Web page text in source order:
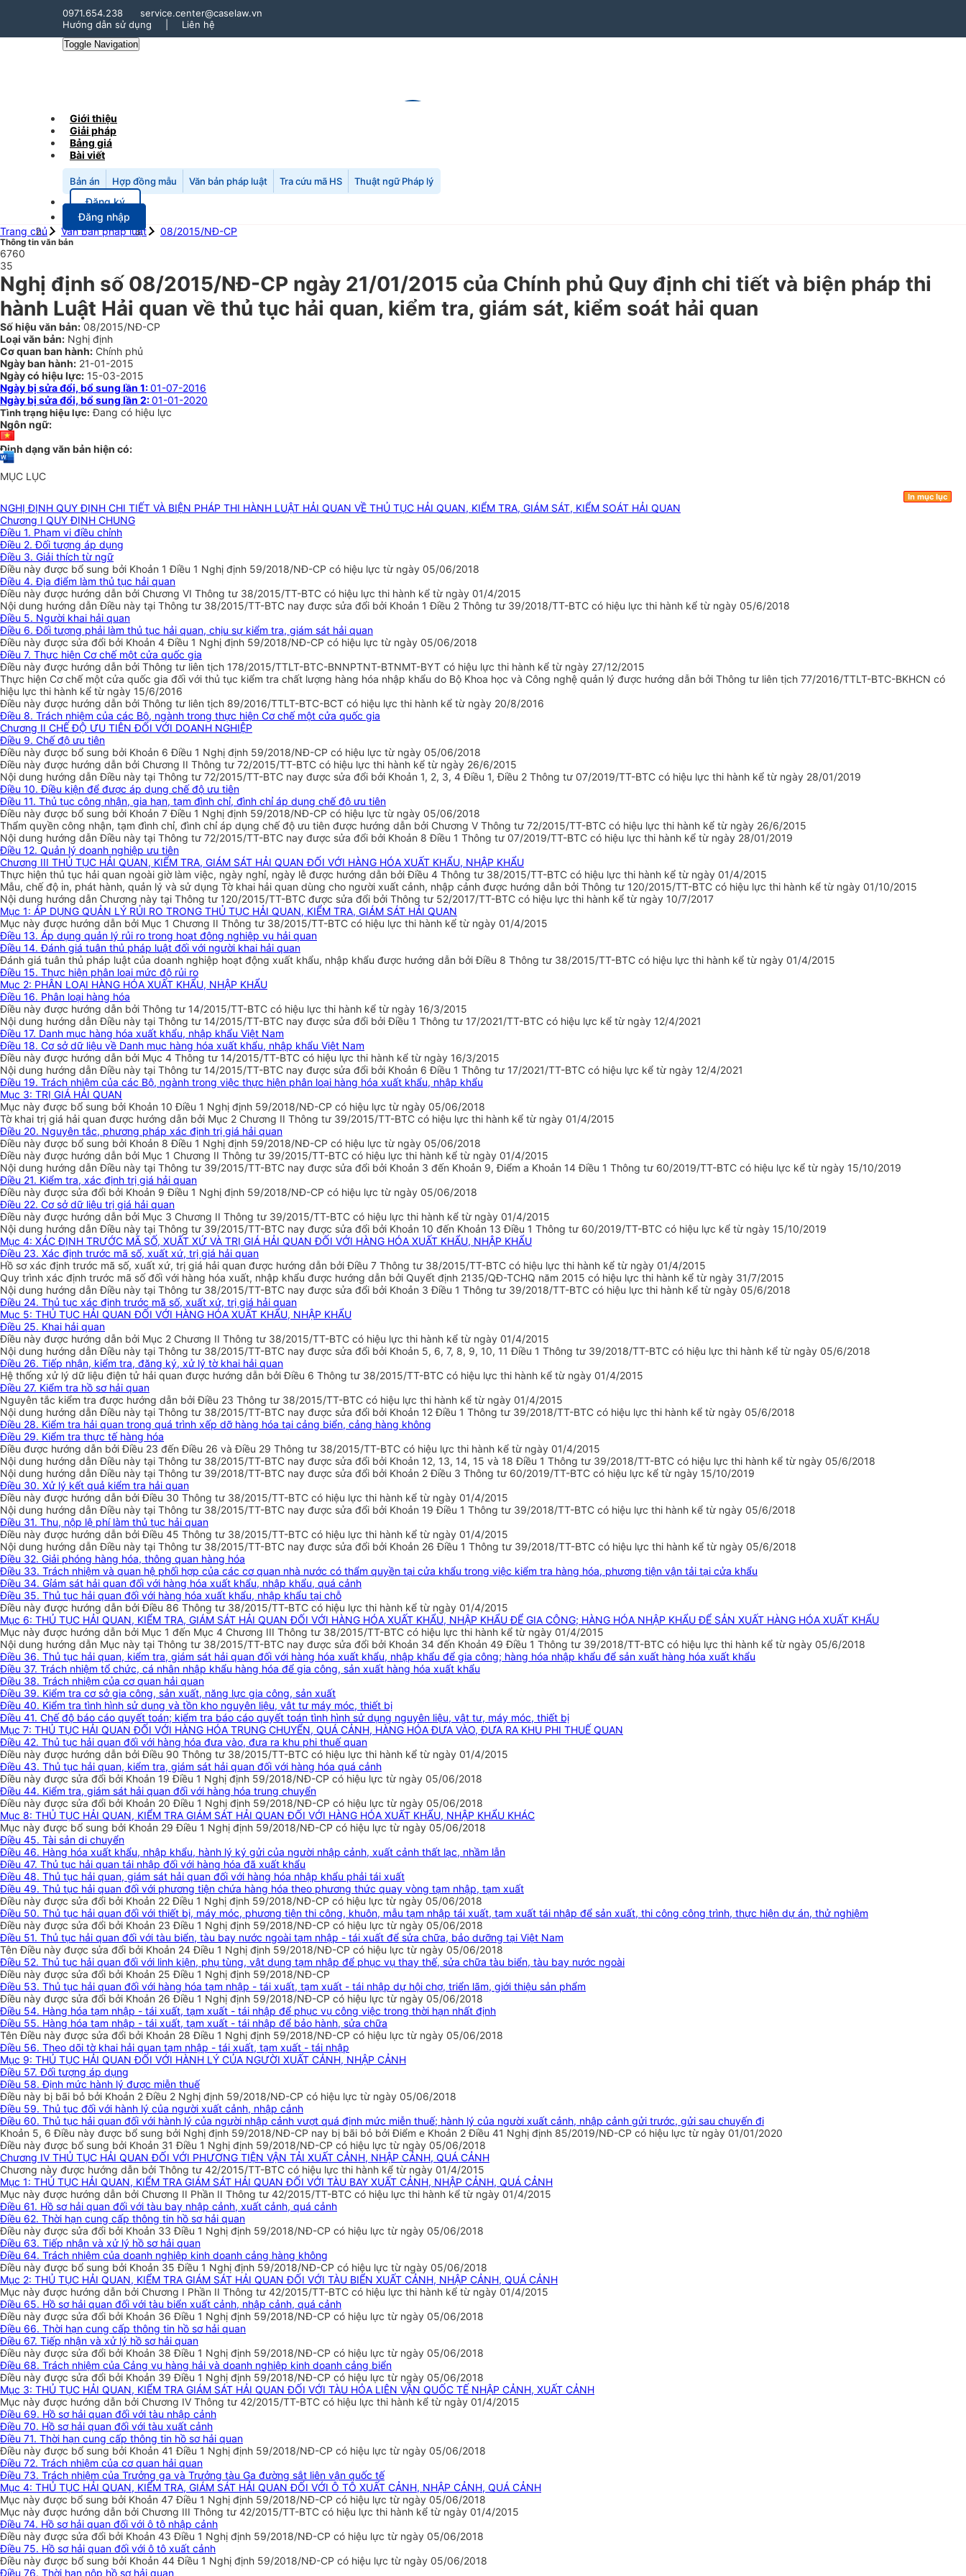
0971.654.238
service.center@caselaw.vn
Hướng dẫn sử dụng
Liên hệ
Toggle Navigation
Giới thiệu
Giải pháp
Bảng giá
Bài viết
Bản án Hợp đồng mẫu Văn bản pháp luật Tra cứu mã HS Thuật ngữ Pháp lý
Đăng ký
Đăng nhập
Trang chủ
Văn bản pháp luật 08/2015/NĐ-CP
Thông tin văn bản
6760
35
Nghị định số 08/2015/NĐ-CP ngày 21/01/2015 của Chính phủ Quy định chi tiết và biện pháp thi
hành Luật Hải quan về thủ tục hải quan, kiểm tra, giám sát, kiểm soát hải quan
Số hiệu văn bản: 08/2015/NĐ-CP
Loại văn bản: Nghị định
Cơ quan ban hành: Chính phủ
Ngày ban hành: 21-01-2015
Ngày có hiệu lực: 15-03-2015
Ngày bị sửa đổi, bổ sung lần 1:01-07-2016
Ngày bị sửa đổi, bổ sung lần 2:01-01-2020
Tình trạng hiệu lực: Đang có hiệu lực
Ngôn ngữ:
Định dạng văn bản hiện có:
MỤC LỤC
In mục lục
NGHỊ ĐỊNH QUY ĐỊNH CHI TIẾT VÀ BIỆN PHÁP THI HÀNH LUẬT HẢI QUAN VỀ THỦ TỤC HẢI QUAN, KIỂM TRA, GIÁM SÁT, KIỂM SOÁT HẢI QUAN
Chương I QUY ĐỊNH CHUNG
Điều 1. Phạm vi điều chỉnh
Điều 2. Đối tượng áp dụng
Điều 3. Giải thích từ ngữ
Điều này được bổ sung bởi Khoản 1 Điều 1 Nghị định 59/2018/NĐ-CP có hiệu lực từ ngày 05/06/2018
Điều 4. Địa điểm làm thủ tục hải quan
Điều này được hướng dẫn bởi Chương VI Thông tư 38/2015/TT-BTC có hiệu lực thi hành kể từ ngày 01/4/2015
Nội dung hướng dẫn Điều này tại Thông tư 38/2015/TT-BTC nay được sửa đổi bởi Khoản 1 Điều 2 Thông tư 39/2018/TT-BTC có hiệu lực thi hành kể từ ngày 05/6/2018
Điều 5. Người khai hải quan
Điều 6. Đối tượng phải làm thủ tục hải quan, chịu sự kiểm tra, giám sát hải quan
Điều này được sửa đổi bởi Khoản 4 Điều 1 Nghị định 59/2018/NĐ-CP có hiệu lực từ ngày 05/06/2018
Điều 7. Thực hiện Cơ chế một cửa quốc gia
Điều này được hướng dẫn bởi Thông tư liên tịch 178/2015/TTLT-BTC-BNNPTNT-BTNMT-BYT có hiệu lực thi hành kể từ ngày 27/12/2015
Thực hiện Cơ chế một cửa quốc gia đối với thủ tục kiểm tra chất lượng hàng hóa nhập khẩu do Bộ Khoa học và Công nghệ quản lý được hướng dẫn bởi Thông tư liên tịch 77/2016/TTLT-BTC-BKHCN có
hiệu lực thi hành kể từ ngày 15/6/2016
Điều này được hướng dẫn bởi Thông tư liên tịch 89/2016/TTLT-BTC-BCT có hiệu lực thi hành kể từ ngày 20/8/2016
Điều 8. Trách nhiệm của các Bộ, ngành trong thực hiện Cơ chế một cửa quốc gia
Chương II CHẾ ĐỘ ƯU TIÊN ĐỐI VỚI DOANH NGHIỆP
Điều 9. Chế độ ưu tiên
Điều này được bổ sung bởi Khoản 6 Điều 1 Nghị định 59/2018/NĐ-CP có hiệu lực từ ngày 05/06/2018
Điều này được hướng dẫn bởi Chương II Thông tư 72/2015/TT-BTC có hiệu lực thi hành kể từ ngày 26/6/2015
Nội dung hướng dẫn Điều này tại Thông tư 72/2015/TT-BTC nay được sửa đổi bởi Khoản 1, 2, 3, 4 Điều 1, Điều 2 Thông tư 07/2019/TT-BTC có hiệu lực thi hành kể từ ngày 28/01/2019
Điều 10. Điều kiện để được áp dụng chế độ ưu tiên
Điều 11. Thủ tục công nhận, gia hạn, tạm đình chỉ, đình chỉ áp dụng chế độ ưu tiên
Điều này được bổ sung bởi Khoản 7 Điều 1 Nghị định 59/2018/NĐ-CP có hiệu lực từ ngày 05/06/2018
Thẩm quyền công nhận, tạm đình chỉ, đình chỉ áp dụng chế độ ưu tiên được hướng dẫn bởi Chương V Thông tư 72/2015/TT-BTC có hiệu lực thi hành kể từ ngày 26/6/2015
Nội dung hướng dẫn Điều này tại Thông tư 72/2015/TT-BTC nay được sửa đổi bởi Khoản 8 Điều 1 Thông tư 07/2019/TT-BTC có hiệu lực thi hành kể từ ngày 28/01/2019
Điều 12. Quản lý doanh nghiệp ưu tiên
Chương III THỦ TỤC HẢI QUAN, KIỂM TRA, GIÁM SÁT HẢI QUAN ĐỐI VỚI HÀNG HÓA XUẤT KHẨU, NHẬP KHẨU
Thực hiện thủ tục hải quan ngoài giờ làm việc, ngày nghỉ, ngày lễ được hướng dẫn bởi Điều 4 Thông tư 38/2015/TT-BTC có hiệu lực thi hành kể từ ngày 01/4/2015
Mẫu, chế độ in, phát hành, quản lý và sử dụng Tờ khai hải quan dùng cho người xuất cảnh, nhập cảnh được hướng dẫn bởi Thông tư 120/2015/TT-BTC có hiệu lực thi hành kể từ ngày 01/10/2015
Nội dung hướng dẫn Chương này tại Thông tư 120/2015/TT-BTC được sửa đổi bởi Thông tư 52/2017/TT-BTC có hiệu lực thi hành kể từ ngày 10/7/2017
Mục 1: ÁP DỤNG QUẢN LÝ RỦI RO TRONG THỦ TỤC HẢI QUAN, KIỂM TRA, GIÁM SÁT HẢI QUAN
Mục này được hướng dẫn bởi Mục 1 Chương II Thông tư 38/2015/TT-BTC có hiệu lực thi hành kể từ ngày 01/4/2015
Điều 13. Áp dụng quản lý rủi ro trong hoạt động nghiệp vụ hải quan
Điều 14. Đánh giá tuân thủ pháp luật đối với người khai hải quan
Đánh giá tuân thủ pháp luật của doanh nghiệp hoạt động xuất khẩu, nhập khẩu được hướng dẫn bởi Điều 8 Thông tư 38/2015/TT-BTC có hiệu lực thi hành kể từ ngày 01/4/2015
Điều 15. Thực hiện phân loại mức độ rủi ro
Mục 2: PHÂN LOẠI HÀNG HÓA XUẤT KHẨU, NHẬP KHẨU
Điều 16. Phân loại hàng hóa
Điều này được hướng dẫn bởi Thông tư 14/2015/TT-BTC có hiệu lực thi hành kể từ ngày 16/3/2015
Nội dung hướng dẫn Điều này tại Thông tư 14/2015/TT-BTC nay được sửa đổi bởi Điều 1 Thông tư 17/2021/TT-BTC có hiệu lực kể từ ngày 12/4/2021
Điều 17. Danh mục hàng hóa xuất khẩu, nhập khẩu Việt Nam
Điều 18. Cơ sở dữ liệu về Danh mục hàng hóa xuất khẩu, nhập khẩu Việt Nam
Điều này được hướng dẫn bởi Mục 4 Thông tư 14/2015/TT-BTC có hiệu lực thi hành kể từ ngày 16/3/2015
Nội dung hướng dẫn Điều này tại Thông tư 14/2015/TT-BTC nay được sửa đổi bởi Khoản 6 Điều 1 Thông tư 17/2021/TT-BTC có hiệu lực kể từ ngày 12/4/2021
Điều 19. Trách nhiệm của các Bộ, ngành trong việc thực hiện phân loại hàng hóa xuất khẩu, nhập khẩu
Mục 3: TRỊ GIÁ HẢI QUAN
Mục này được bổ sung bởi Khoản 10 Điều 1 Nghị định 59/2018/NĐ-CP có hiệu lực từ ngày 05/06/2018
Tờ khai trị giá hải quan được hướng dẫn bởi Mục 2 Chương II Thông tư 39/2015/TT-BTC có hiệu lực thi hành kể từ ngày 01/4/2015
Điều 20. Nguyên tắc, phương pháp xác định trị giá hải quan
Điều này được bổ sung bởi Khoản 8 Điều 1 Nghị định 59/2018/NĐ-CP có hiệu lực từ ngày 05/06/2018
Điều này được hướng dẫn bởi Mục 1 Chương II Thông tư 39/2015/TT-BTC có hiệu lực thi hành kể từ ngày 01/4/2015
Nội dung hướng dẫn Điều này tại Thông tư 39/2015/TT-BTC nay được sửa đổi bởi Khoản 3 đến Khoản 9, Điểm a Khoản 14 Điều 1 Thông tư 60/2019/TT-BTC có hiệu lực kể từ ngày 15/10/2019
Điều 21. Kiểm tra, xác định trị giá hải quan
Điều này được sửa đổi bởi Khoản 9 Điều 1 Nghị định 59/2018/NĐ-CP có hiệu lực từ ngày 05/06/2018
Điều 22. Cơ sở dữ liệu trị giá hải quan
Điều này được hướng dẫn bởi Mục 3 Chương II Thông tư 39/2015/TT-BTC có hiệu lực thi hành kể từ ngày 01/4/2015
Nội dung hướng dẫn Điều này tại Thông tư 39/2015/TT-BTC nay được sửa đổi bởi Khoản 10 đến Khoản 13 Điều 1 Thông tư 60/2019/TT-BTC có hiệu lực kể từ ngày 15/10/2019
Mục 4: XÁC ĐỊNH TRƯỚC MÃ SỐ, XUẤT XỨ VÀ TRỊ GIÁ HẢI QUAN ĐỐI VỚI HÀNG HÓA XUẤT KHẨU, NHẬP KHẨU
Điều 23. Xác định trước mã số, xuất xứ, trị giá hải quan
Hồ sơ xác định trước mã số, xuất xứ, trị giá hải quan được hướng dẫn bởi Điều 7 Thông tư 38/2015/TT-BTC có hiệu lực thi hành kể từ ngày 01/4/2015
Quy trình xác định trước mã số đối với hàng hóa xuất, nhập khẩu được hướng dẫn bởi Quyết định 2135/QĐ-TCHQ năm 2015 có hiệu lực thi hành kể từ ngày 31/7/2015
Nội dung hướng dẫn Điều này tại Thông tư 38/2015/TT-BTC nay được sửa đổi bởi Khoản 3 Điều 1 Thông tư 39/2018/TT-BTC có hiệu lực thi hành kể từ ngày 05/6/2018
Điều 24. Thủ tục xác định trước mã số, xuất xứ, trị giá hải quan
Mục 5: THỦ TỤC HẢI QUAN ĐỐI VỚI HÀNG HÓA XUẤT KHẨU, NHẬP KHẨU
Điều 25. Khai hải quan
Điều này được hướng dẫn bởi Mục 2 Chương II Thông tư 38/2015/TT-BTC có hiệu lực thi hành kể từ ngày 01/4/2015
Nội dung hướng dẫn Điều này tại Thông tư 38/2015/TT-BTC nay được sửa đổi bởi Khoản 5, 6, 7, 8, 9, 10, 11 Điều 1 Thông tư 39/2018/TT-BTC có hiệu lực thi hành kể từ ngày 05/6/2018
Điều 26. Tiếp nhận, kiểm tra, đăng ký, xử lý tờ khai hải quan
Hệ thống xử lý dữ liệu điện tử hải quan được hướng dẫn bởi Điều 6 Thông tư 38/2015/TT-BTC có hiệu lực thi hành kể từ ngày 01/4/2015
Điều 27. Kiểm tra hồ sơ hải quan
Nguyên tắc kiểm tra được hướng dẫn bởi Điều 23 Thông tư 38/2015/TT-BTC có hiệu lực thi hành kể từ ngày 01/4/2015
Nội dung hướng dẫn Điều này tại Thông tư 38/2015/TT-BTC nay được sửa đổi bởi Khoản 12 Điều 1 Thông tư 39/2018/TT-BTC có hiệu lực thi hành kể từ ngày 05/6/2018
Điều 28. Kiểm tra hải quan trong quá trình xếp dỡ hàng hóa tại cảng biển, cảng hàng không
Điều 29. Kiểm tra thực tế hàng hóa
Điều được hướng dẫn bởi Điều 23 đến Điều 26 và Điều 29 Thông tư 38/2015/TT-BTC có hiệu lực thi hành kể từ ngày 01/4/2015
Nội dung hướng dẫn Điều này tại Thông tư 38/2015/TT-BTC nay được sửa đổi bởi Khoản 12, 13, 14, 15 và 18 Điều 1 Thông tư 39/2018/TT-BTC có hiệu lực thi hành kể từ ngày 05/6/2018
Nội dung hướng dẫn Điều này tại Thông tư 39/2018/TT-BTC nay được sửa đổi bởi Khoản 2 Điều 3 Thông tư 60/2019/TT-BTC có hiệu lực kể từ ngày 15/10/2019
Điều 30. Xử lý kết quả kiểm tra hải quan
Điều này được hướng dẫn bởi Điều 30 Thông tư 38/2015/TT-BTC có hiệu lực thi hành kể từ ngày 01/4/2015
Nội dung hướng dẫn Điều này tại Thông tư 38/2015/TT-BTC nay được sửa đổi bởi Khoản 19 Điều 1 Thông tư 39/2018/TT-BTC có hiệu lực thi hành kể từ ngày 05/6/2018
Điều 31. Thu, nộp lệ phí làm thủ tục hải quan
Điều này được hướng dẫn bởi Điều 45 Thông tư 38/2015/TT-BTC có hiệu lực thi hành kể từ ngày 01/4/2015
Nội dung hướng dẫn Điều này tại Thông tư 38/2015/TT-BTC nay được sửa đổi bởi Khoản 26 Điều 1 Thông tư 39/2018/TT-BTC có hiệu lực thi hành kể từ ngày 05/6/2018
Điều 32. Giải phóng hàng hóa, thông quan hàng hóa
Điều 33. Trách nhiệm và quan hệ phối hợp của các cơ quan nhà nước có thẩm quyền tại cửa khẩu trong việc kiểm tra hàng hóa, phương tiện vận tải tại cửa khẩu
Điều 34. Gỉám sát hải quan đối với hàng hóa xuất khẩu, nhập khẩu, quá cảnh
Điều 35. Thủ tục hải quan đối với hàng hóa xuất khẩu, nhập khẩu tại chỗ
Điều này được hướng dẫn bởi Điều 86 Thông tư 38/2015/TT-BTC có hiệu lực thi hành kể từ ngày 01/4/2015
Mục 6: THỦ TỤC HẢI QUAN, KIỂM TRA, GIÁM SÁT HẢI QUAN ĐỐI VỚI HÀNG HÓA XUẤT KHẨU, NHẬP KHẨU ĐỂ GIA CÔNG; HÀNG HÓA NHẬP KHẨU ĐỂ SẢN XUẤT HÀNG HÓA XUẤT KHẨU
Mục này được hướng dẫn bởi Mục 1 đến Mục 4 Chương III Thông tư 38/2015/TT-BTC có hiệu lực thi hành kể từ ngày 01/4/2015
Nội dung hướng dẫn Mục này tại Thông tư 38/2015/TT-BTC nay được sửa đổi bởi Khoản 34 đến Khoản 49 Điều 1 Thông tư 39/2018/TT-BTC có hiệu lực thi hành kể từ ngày 05/6/2018
Điều 36. Thủ tục hải quan, kiểm tra, giám sát hải quan đối với hàng hóa xuất khẩu, nhập khẩu để gia công; hàng hóa nhập khẩu để sản xuất hàng hóa xuất khẩu
Điều 37. Trách nhiệm tổ chức, cá nhân nhập khẩu hàng hóa để gia công, sản xuất hàng hóa xuất khẩu
Điều 38. Trách nhiệm của cơ quan hải quan
Điều 39. Kiểm tra cơ sở gia công, sản xuất, năng lực gia công, sản xuất
Điều 40. Kiểm tra tình hình sử dụng và tồn kho nguyên liệu, vật tư máy móc, thiết bị
Điều 41. Chế độ báo cáo quyết toán; kiểm tra báo cáo quyết toán tình hình sử dụng nguyên liệu, vật tư, máy móc, thiết bị
Mục 7: THỦ TỤC HẢI QUAN ĐỐI VỚI HÀNG HÓA TRUNG CHUYỂN, QUÁ CẢNH, HÀNG HÓA ĐƯA VÀO, ĐƯA RA KHU PHI THUẾ QUAN
Điều 42. Thủ tục hải quan đối với hàng hóa đưa vào, đưa ra khu phi thuế quan
Điều này được hướng dẫn bởi Điều 90 Thông tư 38/2015/TT-BTC có hiệu lực thi hành kể từ ngày 01/4/2015
Điều 43. Thủ tục hải quan, kiểm tra, giám sát hải quan đối với hàng hóa quá cảnh
Điều này được sửa đổi bởi Khoản 19 Điều 1 Nghị định 59/2018/NĐ-CP có hiệu lực từ ngày 05/06/2018
Điều 44. Kiểm tra, giám sát hải quan đối với hàng hóa trung chuyển
Điều này được sửa đổi bởi Khoản 20 Điều 1 Nghị định 59/2018/NĐ-CP có hiệu lực từ ngày 05/06/2018
Mục 8: THỦ TỤC HẢI QUAN, KIỂM TRA GIÁM SÁT HẢI QUAN ĐỐI VỚI HÀNG HÓA XUẤT KHẨU, NHẬP KHẨU KHÁC
Mục này được bổ sung bởi Khoản 29 Điều 1 Nghị định 59/2018/NĐ-CP có hiệu lực từ ngày 05/06/2018
Điều 45. Tài sản di chuyển
Điều 46. Hàng hóa xuất khẩu, nhập khẩu, hành lý ký gửi của người nhập cảnh, xuất cảnh thất lạc, nhầm lẫn
Điều 47. Thủ tục hải quan tái nhập đối với hàng hóa đã xuất khẩu
Điều 48. Thủ tục hải quan, giám sát hải quan đối với hàng hóa nhập khẩu phải tái xuất
Điều 49. Thủ tục hải quan đối với phương tiện chứa hàng hóa theo phương thức quay vòng tạm nhập, tạm xuất
Điều này được sửa đổi bởi Khoản 22 Điều 1 Nghị định 59/2018/NĐ-CP có hiệu lực từ ngày 05/06/2018
Điều 50. Thủ tục hải quan đối với thiết bị, máy móc, phương tiện thi công, khuôn, mẫu tạm nhập tái xuất, tạm xuất tái nhập để sản xuất, thi công công trình, thực hiện dự án, thử nghiệm
Điều này được sửa đổi bởi Khoản 23 Điều 1 Nghị định 59/2018/NĐ-CP có hiệu lực từ ngày 05/06/2018
Điều 51. Thủ tục hải quan đối với tàu biển, tàu bay nước ngoài tạm nhập - tái xuất để sửa chữa, bảo dưỡng tại Việt Nam
Tên Điều này được sửa đổi bởi Khoản 24 Điều 1 Nghị định 59/2018/NĐ-CP có hiệu lực từ ngày 05/06/2018
Điều 52. Thủ tục hải quan đối với linh kiện, phụ tùng, vật dụng tạm nhập để phục vụ thay thế, sửa chữa tàu biển, tàu bay nước ngoài
Điều này được sửa đổi bởi Khoản 25 Điều 1 Nghị định 59/2018/NĐ-CP
Điều 53. Thủ tục hải quan đối với hàng hóa tạm nhập - tái xuất, tạm xuất - tái nhập dự hội chợ, triển lãm, giới thiệu sản phẩm
Điều này được sửa đổi bởi Khoản 26 Điều 1 Nghị định 59/2018/NĐ-CP có hiệu lực từ ngày 05/06/2018
Điều 54. Hàng hóa tạm nhập - tái xuất, tạm xuất - tái nhập để phục vụ công việc trong thời hạn nhất định
Điều 55. Hàng hóa tạm nhập - tái xuất, tạm xuất - tái nhập để bảo hành, sửa chữa
Tên Điều này được sửa đổi bởi Khoản 28 Điều 1 Nghị định 59/2018/NĐ-CP có hiệu lực từ ngày 05/06/2018
Điều 56. Theo dõi tờ khai hải quan tạm nhập - tái xuất, tạm xuất - tái nhập
Mục 9: THỦ TỤC HẢI QUAN ĐỐI VỚI HÀNH LÝ CỦA NGƯỜI XUẤT CẢNH, NHẬP CẢNH
Điều 57. Đối tượng áp dụng
Điều 58. Định mức hành lý được miễn thuế
Điều này bị bãi bỏ bởi Khoản 2 Điều 2 Nghị định 59/2018/NĐ-CP có hiệu lực từ ngày 05/06/2018
Điều 59. Thủ tục đối với hành lý của người xuất cảnh, nhập cảnh
Điều 60. Thủ tục hải quan đối với hành lý của người nhập cảnh vượt quá định mức miễn thuế; hành lý của người xuất cảnh, nhập cảnh gửi trước, gửi sau chuyến đi
Khoản 5, 6 Điều này được bổ sung bởi Nghị định 59/2018/NĐ-CP nay bị bãi bỏ bởi Điểm e Khoản 2 Điều 41 Nghị định 85/2019/NĐ-CP có hiệu lực từ ngày 01/01/2020
Điều này được bổ sung bởi Khoản 31 Điều 1 Nghị định 59/2018/NĐ-CP có hiệu lực từ ngày 05/06/2018
Chương IV THỦ TỤC HẢI QUAN ĐỐI VỚI PHƯƠNG TIỆN VẬN TẢI XUẤT CẢNH, NHẬP CẢNH, QUÁ CẢNH
Chương này được hướng dẫn bởi Thông tư 42/2015/TT-BTC có hiệu lực thi hành kể từ ngày 01/4/2015
Mục 1: THỦ TỤC HẢI QUAN, KIỂM TRA GIÁM SÁT HẢI QUAN ĐỐI VỚI TÀU BAY XUẤT CẢNH, NHẬP CẢNH, QUÁ CẢNH
Mục này được hướng dẫn bởi Chương II Phần II Thông tư 42/2015/TT-BTC có hiệu lực thi hành kể từ ngày 01/4/2015
Điều 61. Hồ sơ hải quan đối với tàu bay nhập cảnh, xuất cảnh, quá cảnh
Điều 62. Thời hạn cung cấp thông tin hồ sơ hải quan
Điều này được sửa đổi bởi Khoản 33 Điều 1 Nghị định 59/2018/NĐ-CP có hiệu lực từ ngày 05/06/2018
Điều 63. Tiếp nhận và xử lý hồ sơ hải quan
Điều 64. Trách nhiệm của doanh nghiệp kinh doanh cảng hàng không
Điều này được bổ sung bởi Khoản 35 Điều 1 Nghị định 59/2018/NĐ-CP có hiệu lực từ ngày 05/06/2018
Mục 2: THỦ TỤC HẢI QUAN, KIỂM TRA GIÁM SÁT HẢI QUAN ĐỐI VỚI TÀU BIỂN XUẤT CẢNH, NHẬP CẢNH, QUÁ CẢNH
Mục này được hướng dẫn bởi Chương I Phần II Thông tư 42/2015/TT-BTC có hiệu lực thi hành kể từ ngày 01/4/2015
Điều 65. Hồ sơ hải quan đối với tàu biển xuất cảnh, nhập cảnh, quá cảnh
Điều này được sửa đổi bởi Khoản 36 Điều 1 Nghị định 59/2018/NĐ-CP có hiệu lực từ ngày 05/06/2018
Điều 66. Thời hạn cung cấp thông tin hồ sơ hải quan
Điều 67. Tiếp nhận và xử lý hồ sơ hải quan
Điều này được sửa đổi bởi Khoản 38 Điều 1 Nghị định 59/2018/NĐ-CP có hiệu lực từ ngày 05/06/2018
Điều 68. Trách nhiệm của Cảng vụ hàng hải và doanh nghiệp kinh doanh cảng biển
Điều này được sửa đổi bởi Khoản 39 Điều 1 Nghị định 59/2018/NĐ-CP có hiệu lực từ ngày 05/06/2018
Mục 3: THỦ TỤC HẢI QUAN, KIỂM TRA GIÁM SÁT HẢI QUAN ĐỐI VỚI TÀU HỎA LIÊN VẬN QUỐC TẾ NHẬP CẢNH, XUẤT CẢNH
Mục này được hướng dẫn bởi Chương IV Thông tư 42/2015/TT-BTC có hiệu lực thi hành kể từ ngày 01/4/2015
Điều 69. Hồ sơ hải quan đối với tàu nhập cảnh
Điều 70. Hồ sơ hải quan đối với tàu xuất cảnh
Điều 71. Thời hạn cung cấp thông tin hồ sơ hải quan
Điều này được bổ sung bởi Khoản 41 Điều 1 Nghị định 59/2018/NĐ-CP có hiệu lực từ ngày 05/06/2018
Điều 72. Trách nhiệm của cơ quan hải quan
Điều 73. Trách nhiệm của Trưởng ga và Trưởng tàu Ga đường sắt liên vận quốc tế
Mục 4: THỦ TỤC HẢI QUAN, KIỂM TRA, GIÁM SÁT HẢI QUAN ĐỐI VỚI Ô TÔ XUẤT CẢNH, NHẬP CẢNH, QUÁ CẢNH
Mục này được bổ sung bởi Khoản 47 Điều 1 Nghị định 59/2018/NĐ-CP có hiệu lực từ ngày 05/06/2018
Mục này được hướng dẫn bởi Chương III Thông tư 42/2015/TT-BTC có hiệu lực thi hành kể từ ngày 01/4/2015
Điều 74. Hồ sơ hải quan đối với ô tô nhập cảnh
Điều này được sửa đổi bởi Khoản 43 Điều 1 Nghị định 59/2018/NĐ-CP có hiệu lực từ ngày 05/06/2018
Điều 75. Hồ sơ hải quan đối với ô tô xuất cảnh
Điều này được bổ sung bởi Khoản 44 Điều 1 Nghị định 59/2018/NĐ-CP có hiệu lực từ ngày 05/06/2018
Điều 76. Thời hạn nộp hồ sơ hải quan